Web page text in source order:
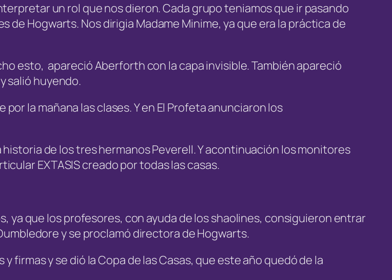
un rol que nos dieron. Cada grupo teniamos que ir pasando
Hogwarts. Nos dirigia Madame Minime, ya que era la práctica de
esto, apareció Aberforth con la capa invisible. También apareció
salió huyendo.
la mañana las clases. Y en El Profeta anunciaron los
de los tres hermanos Peverell. Y acontinuación los monitores
EXTASIS creado por todas las casas.
ya que los profesores, con ayuda de los shaolines, consiguieron entrar
y se proclamó directora de Hogwarts.
firmas y se dió la Copa de las Casas, que este año quedó de la